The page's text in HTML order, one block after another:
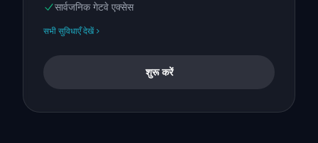
सार्वजनिक गेटवे एक्सेस
सभी सुविधाएँ देखें
शुरू करें